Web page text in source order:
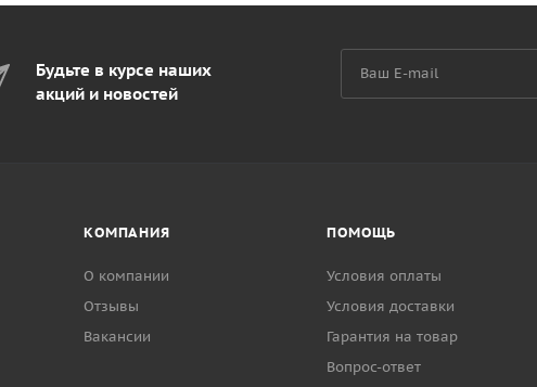
Будьте в курсе наших
акций и новостей
КОМПАНИЯ
О компании
Отзывы
Вакансии
ПОМОЩЬ
Условия оплаты
Условия доставки
Гарантия на товар
Вопрос-ответ